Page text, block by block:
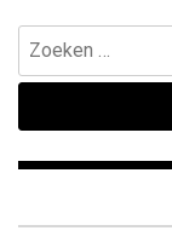
Zoeken
naar: